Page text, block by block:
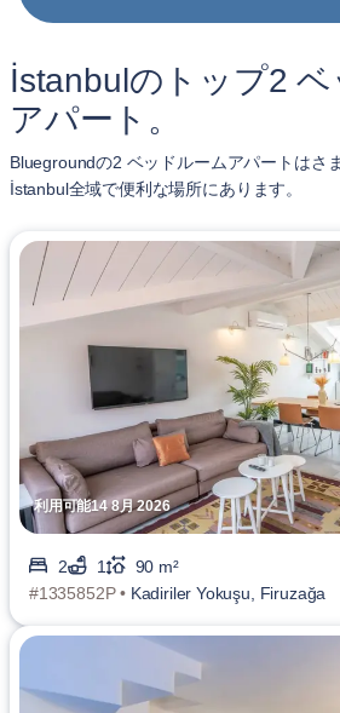
İstanbulのトップ2
アパート。
Bluegroundの2 ベッドルームアパートはさ
İstanbul全域で便利な場所にあります。
利用可能14 8月 2026
2 1
90 m²
#1335852P • Kadiriler Yokuşu, Firuzağa